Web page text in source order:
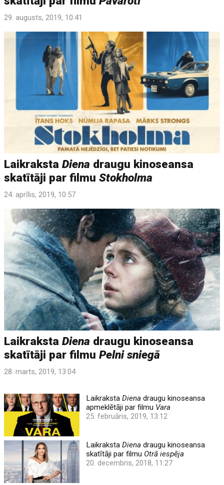
29. augusts, 2019, 10:41
LaikrakstaDiena draugu kinoseansa
skatītāji par filmuStokholma
24. aprīlis, 2019, 10:57
LaikrakstaDiena draugu kinoseansa
skatītāji par filmuPelni sniegā
28. marts, 2019, 13:04
LaikrakstaDiena draugu kinoseansa
apmeklētāji par filmu Vara
25. februāris, 2019, 13:12
LaikrakstaDiena draugu kinoseansa
skatītāji par filmu Otrā iespēja
20. decembris, 2018, 11:27